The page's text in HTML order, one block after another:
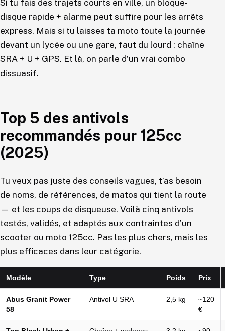
Si tu fais des trajets courts en ville, un bloque-
disque rapide + alarme peut suffire pour les arrêts
express. Mais si tu laisses ta moto toute la journée
devant un lycée ou une gare, faut du lourd : chaîne
SRA + U + GPS. Et là, on parle d’un vrai combo
dissuasif.
Top 5 des antivols
recommandés pour 125cc
(2025)
Tu veux pas juste des conseils vagues, t’as besoin
de noms, de références, de matos qui tient la route
— et les coups de disqueuse. Voilà cinq antivols
testés, validés, et adaptés aux contraintes d’un
scooter ou moto 125cc. Pas les plus chers, mais les
plus efficaces dans leur catégorie.
Modèle Type Poids Prix
Abus Granit Power
58
Antivol U SRA 2,5 kg
~120
€